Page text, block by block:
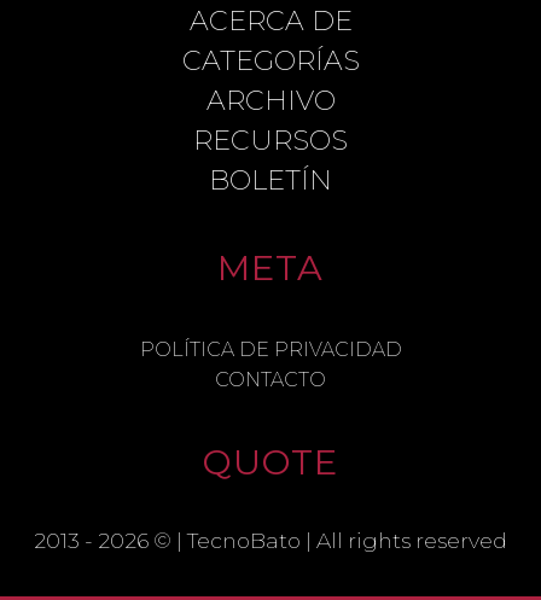
ACERCA DE
CATEGORÍAS
ARCHIVO
RECURSOS
BOLETÍN
META
POLÍTICA DE PRIVACIDAD
CONTACTO
QUOTE
2013 - 2026 © |TecnoBato | All rights reserved